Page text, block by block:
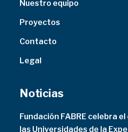
Nuestro equipo
Proyectos
Contacto
Legal
Noticias
Fundación FABRE celebra
las Universidades de la